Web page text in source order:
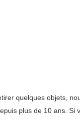
quelques objets,
plus de 10 ans. Si